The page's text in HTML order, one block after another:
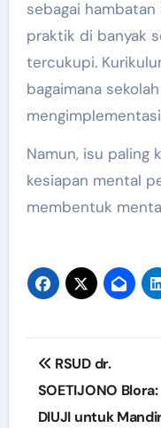
sebagai
praktik di banyak
tercukupi.
bagaimana
Namun, isu paling
kesiapan mental
membentuk
Post
navigation
RSUD dr.
SOETIJONO Blora:
DIUJI untuk